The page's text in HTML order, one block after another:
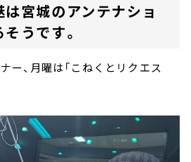
宮城のアンテナショ
うです。
ー、月曜は「こねくとリクエス